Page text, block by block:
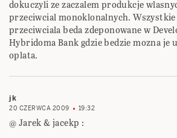
dokuczyli ze zaczalem produkcje
przeciwcial monoklonalnych.
przeciwciala beda zdeponowane w
Hybridoma Bank gdzie bedzie mozna je
oplata.
jk
20 CZERWCA 2009 19:32
@ Jarek & jacekp :